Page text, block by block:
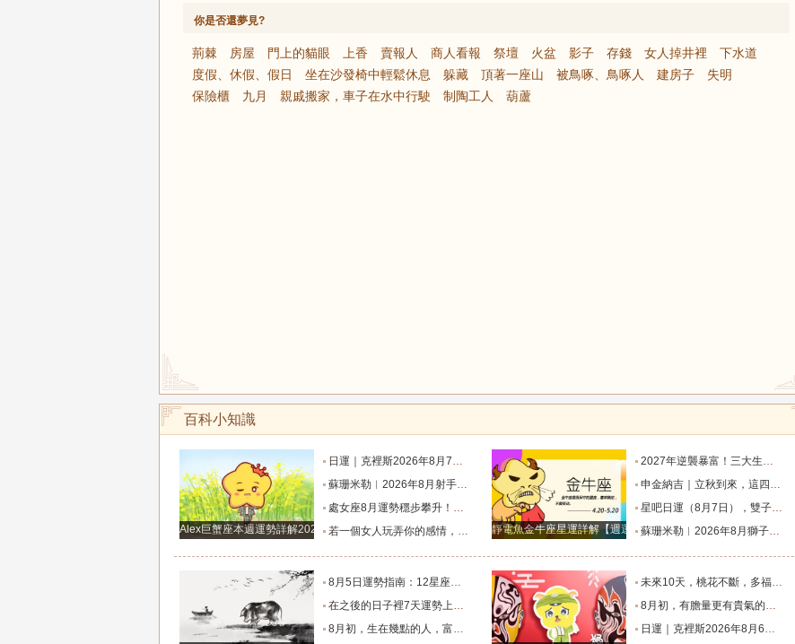
你是否還夢見?
荊棘 房屋 門上的貓眼 上香 賣報人 商人看報 祭壇 火盆 影子 存錢 女人掉井裡
下水道
度假、休假、假日
坐在沙發椅中輕鬆休息 躲藏 頂著一座山 被鳥啄、鳥啄人 建房子
失明
保險櫃
九月 親戚搬家，車子在水中行駛 制陶工人 葫蘆
百科小知識
Alex巨蟹座本週運勢詳解2024.12.23-12.29
日運｜克裡斯2026年8月7日十二星座運勢_天秤座_金星_主動
蘇珊米勒︱2026年8月射手座月度運勢_日食_九宮_伴侶
處女座8月運勢穩步攀升！打磨細節，付出皆有回響好運連連_工作_過往_月度
若一個女人玩弄你的感情，那她一定有這樣的表現！_星座_女性_距離感
靜電魚金牛座星運詳解【週運2024年12月9日-12月15日】
2027年逆襲暴富！三大生肖踩中流年財星，一路飛速賺大錢_財富_貴人_屬豬
申金納吉｜立秋到來，這四大生肖要走好運了_金水_申辰_午馬
星吧日運（8月7日），雙子座沮喪，水瓶座不愉快，雙魚座有誤會_工作_情人_方會更
蘇珊米勒︱2026年8月獅子座月度運勢_木星_滿月_日食
8月5日運勢指南：12星座今天該咋個整？_朋友_水瓶_處女
在之後的日子裡7天運勢上升，橫財滾滾入門，從小是福星的星座_生活_在未來_好運
8月初，生在幾點的人，富有才情，桃花旺盛，和氣生財過一生_天秤座_獅子座_關係
未來10天，桃花不斷，多福多運，遇見甜蜜愛情的幾個星座_金牛座_雙子座_家庭
8月初，有膽量更有貴氣的四個星座，能成為事業王者，生意興隆_初將_天蠍座_朋友
日運｜克裡斯2026年8月6日十二星座運勢_處理_對方_主動
龍 蛇 馬
猴 雞 狗